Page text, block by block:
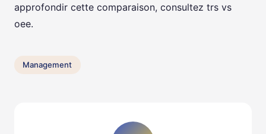
approfondir cette comparaison, consultez trs vs
oee.
Management